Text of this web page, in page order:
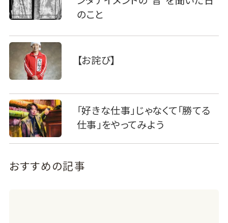
のこと
【お詫び】
「好きな仕事」じゃなくて「勝てる
仕事」をやってみよう
おすすめの記事